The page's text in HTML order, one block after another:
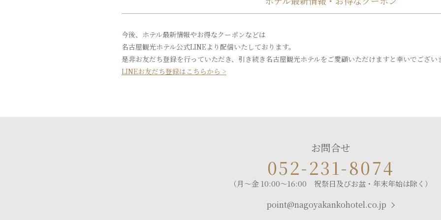
今後、ホテル最新情報やお得なクーポンなどは
名古屋観光ホテル公式LINEより配信いたしております。
是非お友だち登録を行っていただき、引き続き名古屋観光ホテルをご愛顧いただけますと幸いでござい
LINEお友だち登録はこちらから >
お問合せ
052-231-8074
（月～金 10:00～16:00 祝祭日及びお盆・年末年始は除く）
point@nagoyakankohotel.co.jp